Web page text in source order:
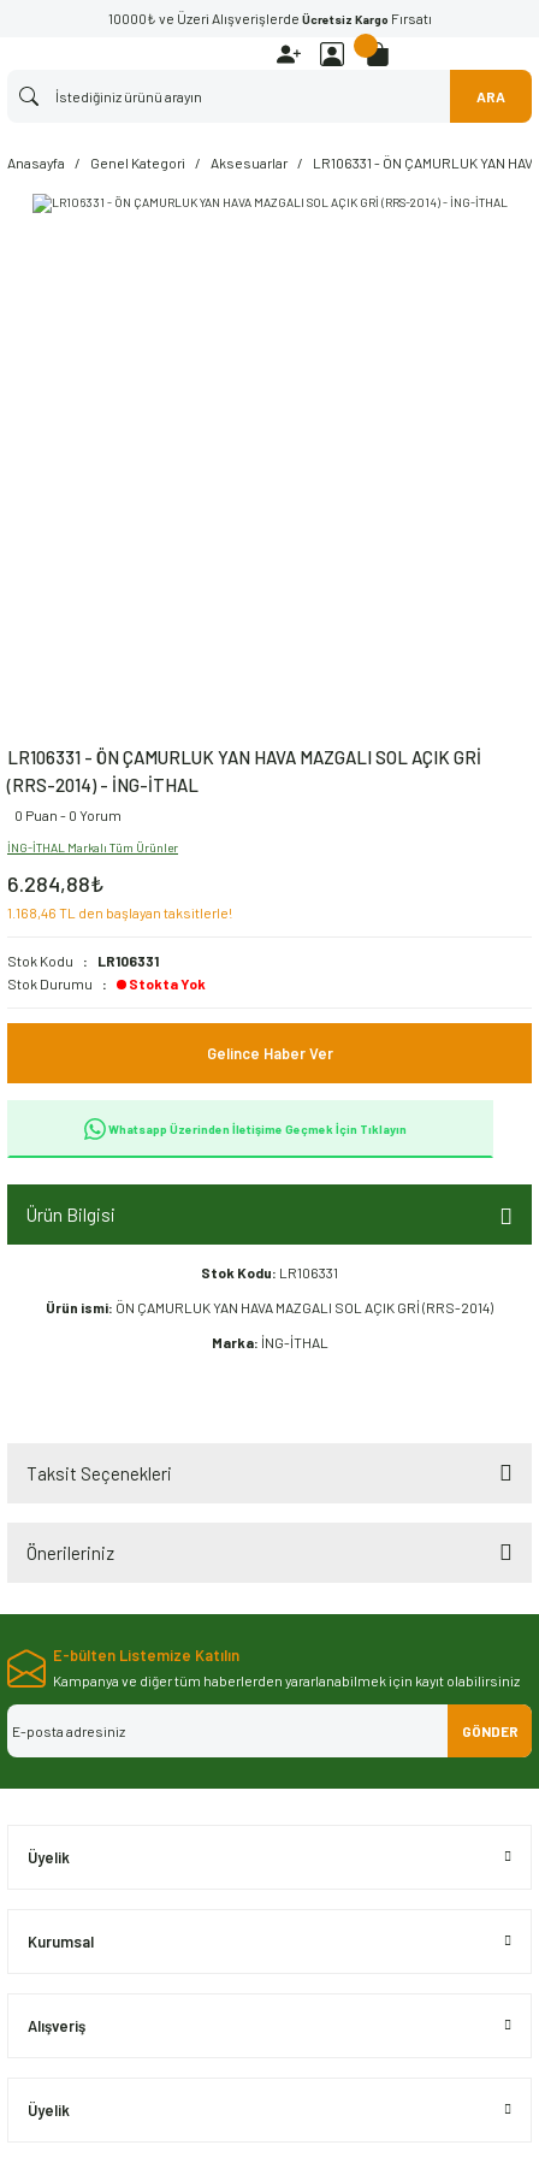
10000₺ ve Üzeri Alışverişlerde Ücretsiz Kargo Fırsatı
ARA
Anasayfa Genel Kategori Aksesuarlar LR106331 - ÖN ÇAMURLUK YAN
LR106331 - ÖN ÇAMURLUK YAN HAVA MAZGALI SOL AÇIK GRİ
(RRS-2014) - İNG-İTHAL
0 Puan - 0 Yorum
İNG-İTHAL Markalı Tüm Ürünler
6.284,88₺
1.168,46 TL den başlayan taksitlerle!
Stok Kodu
LR106331
Stok Durumu
Stokta Yok
Gelince Haber Ver
Whatsapp Üzerinden İletişime Geçmek İçin Tıklayın
Ürün Bilgisi
Stok Kodu: LR106331
Ürün ismi: ÖN ÇAMURLUK YAN HAVA MAZGALI SOL AÇIK GRİ (RRS-2014)
Marka: İNG-İTHAL
Taksit Seçenekleri
Önerileriniz
Bu ürünün fiyat bilgisi, resim, ürün açıklamalarında ve diğer konularda
iletebilirsiniz.
Görüş ve önerileriniz için teşekkür ederiz.
Ürün resmi kalitesiz, bozuk veya görüntülenemiyor.
E-bülten Listemize Katılın
Kampanya ve diğer tüm haberlerden yararlanabilmek için kayıt olabilirsiniz
GÖNDER
Üyelik
Kurumsal
Alışveriş
Üyelik